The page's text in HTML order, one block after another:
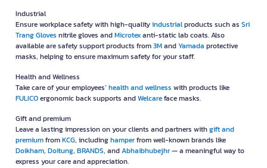
Industrial
Ensure workplace safety with high-qualityindustrialproducts such as Sri
Trang Gloves nitrile gloves andMicrotexanti-static lab coats. Also
available are safety support products from3MandYamada protective
masks, helping to ensure maximum safety for your staff.
Health and Wellness
Take care of your employees’health and wellness with products like
FULICOergonomic back supports andWelcareface masks.
Gift and premium
Leave a lasting impression on your clients and partners withgift and
premiumfromKCG, includinghamperfrom well-known brands like
Doikham, Doitung, BRANDS, andAbhaibhubejhr— a meaningful way to
express your care and appreciation.